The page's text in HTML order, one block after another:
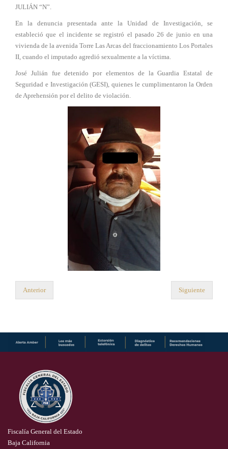
JULIÁN “N”.
En la denuncia presentada ante la Unidad de Investigación, se
estableció que el incidente se registró el pasado 26 de junio en una
vivienda de la avenida Torre Las Arcas del fraccionamiento Los Portales
II, cuando el imputado agredió sexualmente a la víctima.
José Julián fue detenido por elementos de la Guardia Estatal de
Seguridad e Investigación (GESI), quienes le cumplimentaron la Orden
de Aprehensión por el delito de violación.
Anterior Siguiente
Fiscalía General del Estado
Baja California